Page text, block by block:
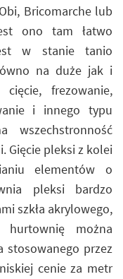
Bricomarche lub
ono tam łatwo
w stanie tanio
na duże jak i
frezowanie,
i innego typu
wszechstronność
Gięcie pleksi z kolei
elementów o
pleksi bardzo
szkła akrylowego,
można
stosowanego przez
cenie za metr